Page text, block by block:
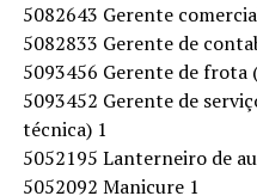
5082643 Gerente
5082833 Gerente de
5093456 Gerente de
5093452 Gerente de
técnica) 1
5052195 Lanterneiro de
5052092 Manicure 1